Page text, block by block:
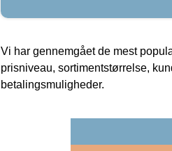
Vi har gennemgået de mest
prisniveau, sortimentstørrelse,
betalingsmuligheder.